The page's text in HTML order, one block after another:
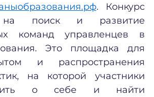
. Конкурс
на поиск и развитие
команд управленцев в
Это площадка для
и распространения
на которой участники
о себе и найти